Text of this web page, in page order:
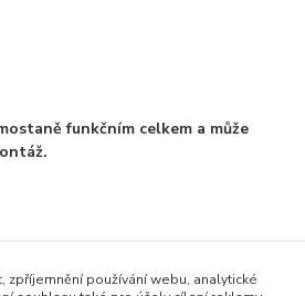
funkčním celkem a může
zpříjemnění používání webu, analytické